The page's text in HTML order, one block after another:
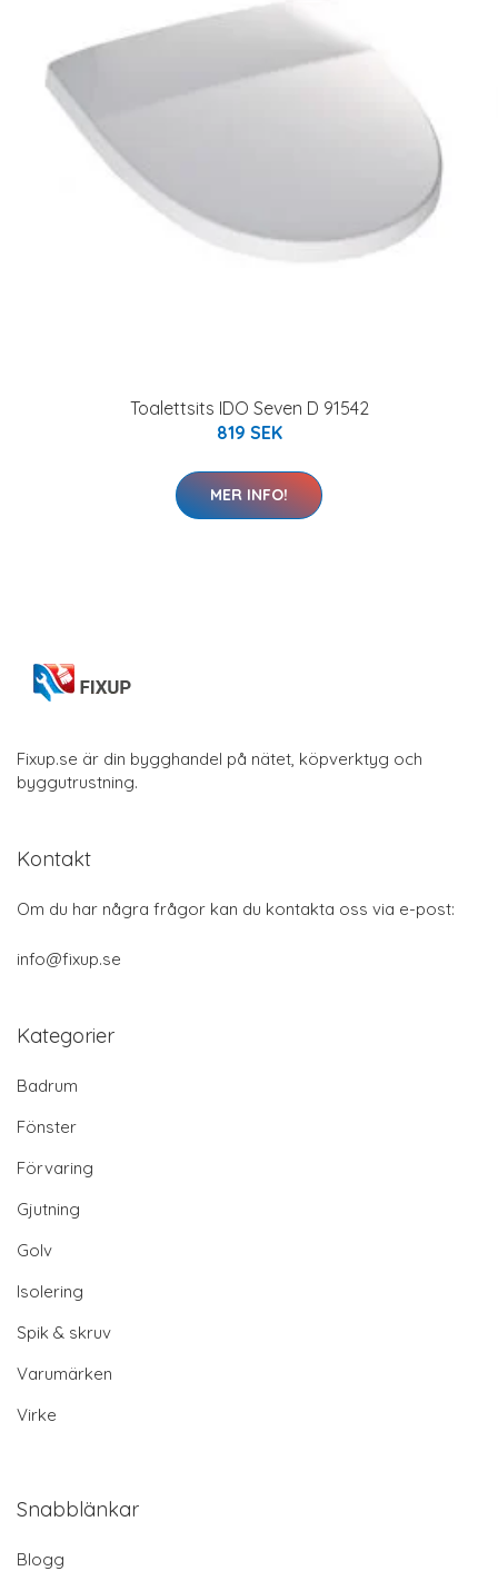
Toalettsits IDO Seven D 91542
819 SEK
MER INFO!
Fixup.se är din bygghandel på nätet, köpverktyg och
byggutrustning.
Kontakt
Om du har några frågor kan du kontakta oss via e-post:
info@fixup.se
Kategorier
Badrum
Fönster
Förvaring
Gjutning
Golv
Isolering
Spik & skruv
Varumärken
Virke
Snabblänkar
Blogg